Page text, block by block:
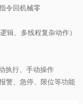
令回机械零
辑、多线程复杂动作）
执行、手动操作
警、急停、限位等功能